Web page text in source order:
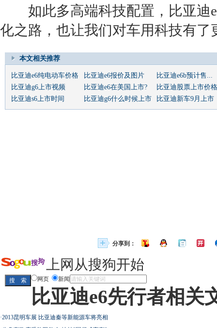
如此多高端科技配置， 比亚迪
化之路，也让我们对车用科技有了
本文相关推荐
比亚迪e6纯电动车价格 比亚迪e6报价及图片
比亚迪e6b预计售...
比亚迪g6上市视频
比亚迪e6在美国上市?
比亚迪股票上市价格
比亚迪s6上市时间
比亚迪g6什么时候上市 比亚迪新车9月上市
分享到：
上网从搜狗开始
网页 新闻
比亚迪e6先行者相关
·2013昆明车展 比亚迪秦等新能源车将亮相